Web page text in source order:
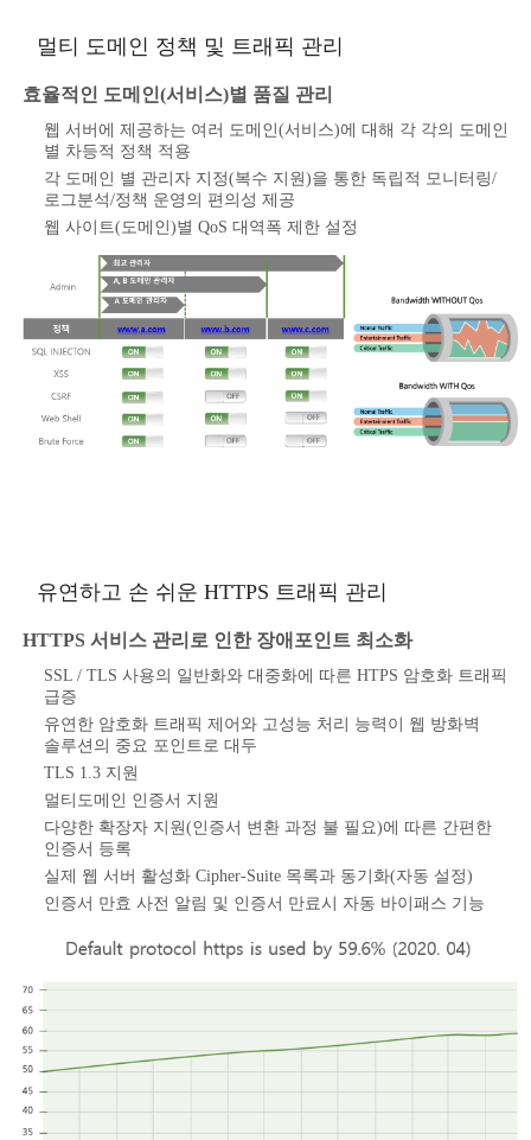
멀티 도메인 정책 및 트래픽 관리
효율적인 도메인(서비스)별 품질 관리
웹 서버에 제공하는 여러 도메인(서비스)에 대해 각 각의 도메인
별 차등적 정책 적용
각 도메인 별 관리자 지정(복수 지원)을 통한 독립적 모니터링/
로그분석/정책 운영의 편의성 제공
웹 사이트(도메인)별 QoS 대역폭 제한 설정
유연하고 손 쉬운 HTTPS 트래픽 관리
HTTPS 서비스 관리로 인한 장애포인트 최소화
SSL / TLS 사용의 일반화와 대중화에 따른 HTPS 암호화 트래픽
급증
유연한 암호화 트래픽 제어와 고성능 처리 능력이 웹 방화벽
솔루션의 중요 포인트로 대두
TLS 1.3 지원
멀티도메인 인증서 지원
다양한 확장자 지원(인증서 변환 과정 불 필요)에 따른 간편한
인증서 등록
실제 웹 서버 활성화 Cipher-Suite 목록과 동기화(자동 설정)
인증서 만효 사전 알림 및 인증서 만료시 자동 바이패스 기능